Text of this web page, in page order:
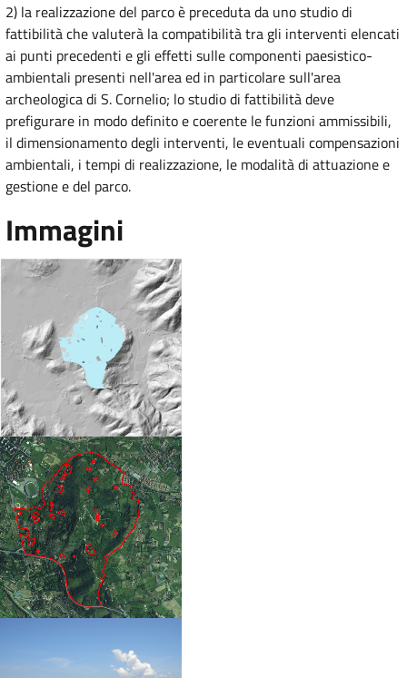
2) la realizzazione del parco è preceduta da uno studio di
fattibilità che valuterà la compatibilità tra gli interventi elencati
ai punti precedenti e gli effetti sulle componenti paesistico-
ambientali presenti nell'area ed in particolare sull'area
archeologica di S. Cornelio; lo studio di fattibilità deve
prefigurare in modo definito e coerente le funzioni ammissibili,
il dimensionamento degli interventi, le eventuali compensazioni
ambientali, i tempi di realizzazione, le modalità di attuazione e
gestione e del parco.
Immagini